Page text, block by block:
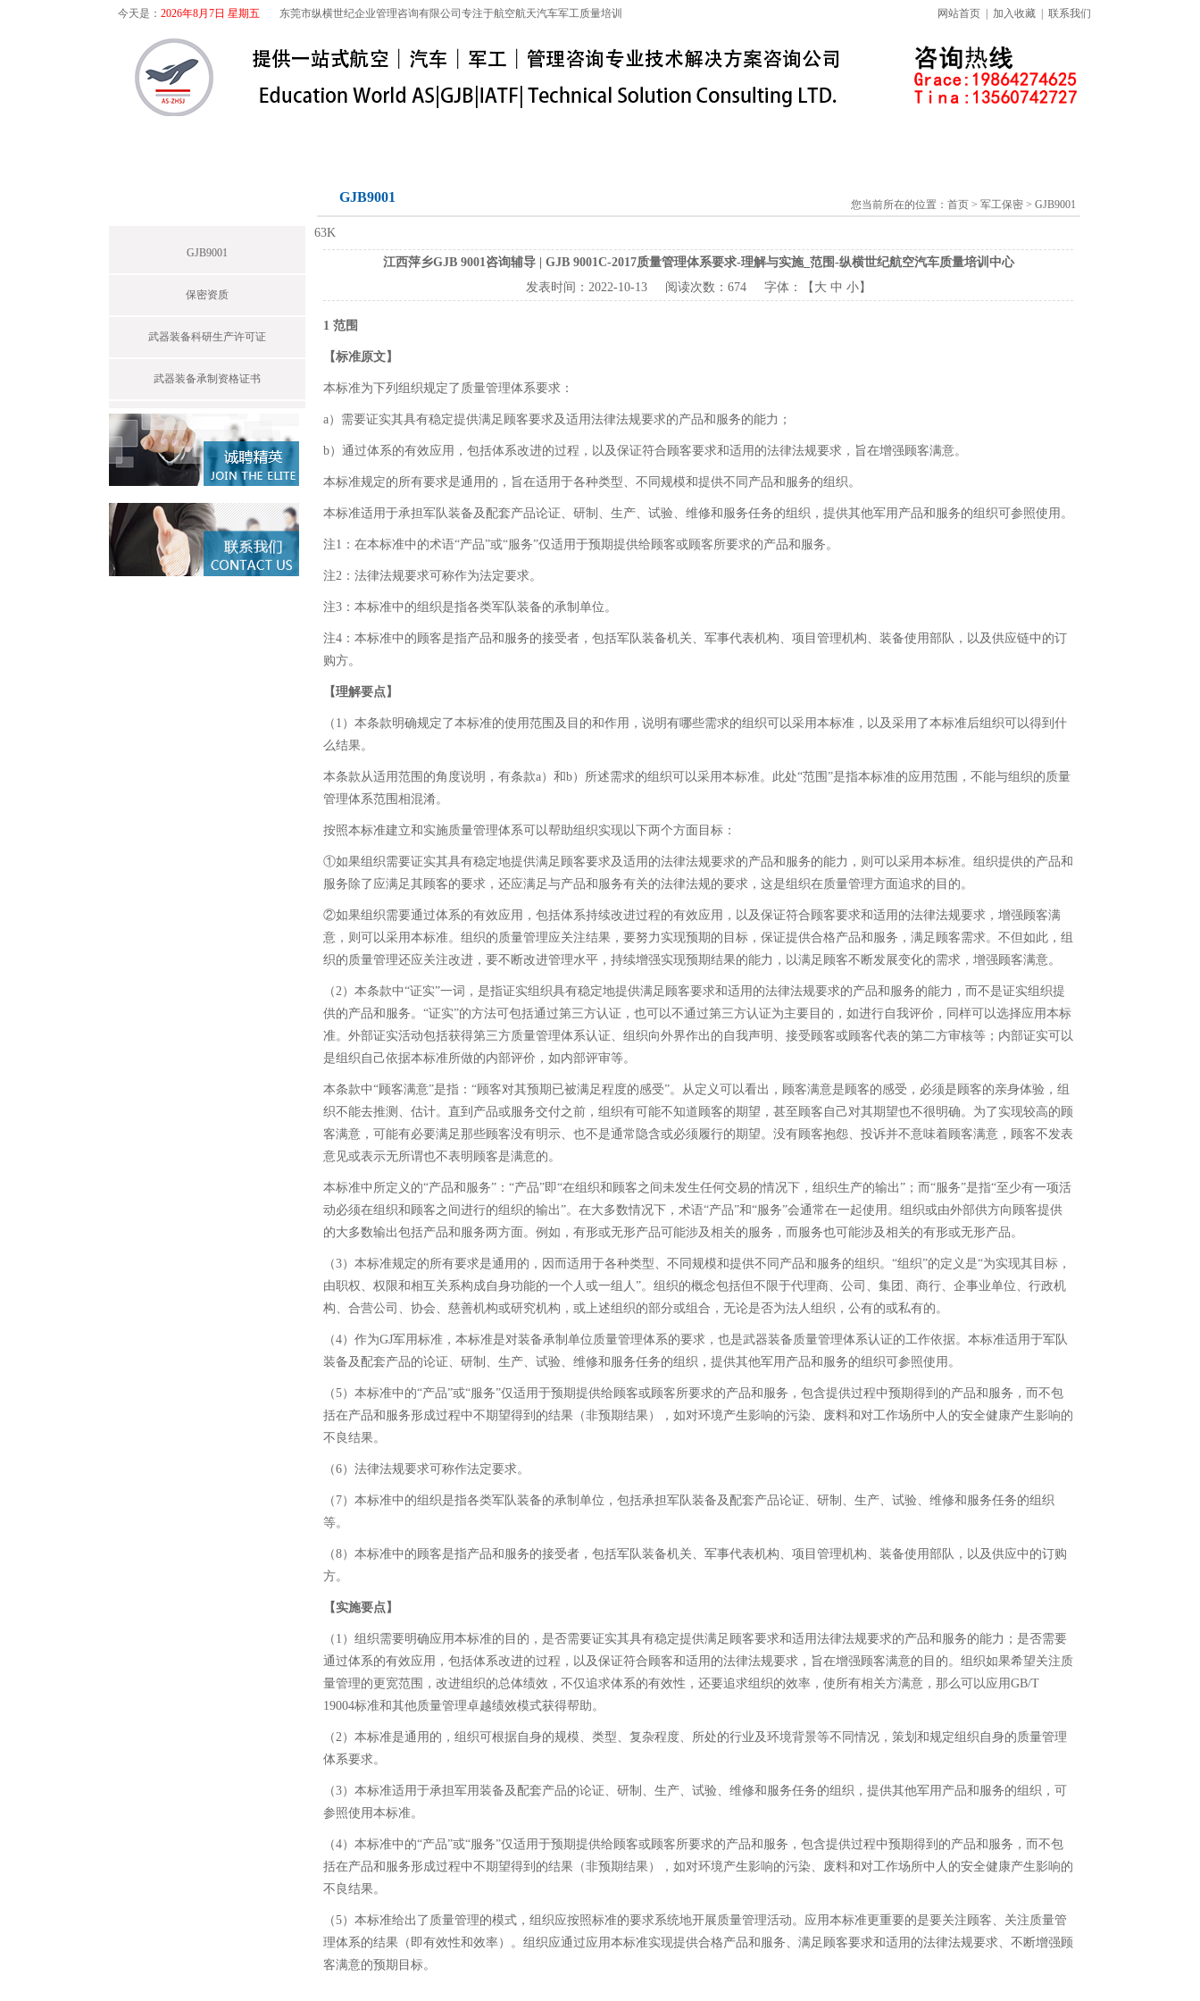
今天是： 2026年8月7日 星期五 东莞市纵横世纪企业管理咨询有限公司专注于航空航天汽车军工质量培训 网站首页 加入收藏 联系我们
GJB9001
保密资质
武器装备科研生产许可证
武器装备承制资格证书
GJB9001 您当前所在的位置： 首页> 军工保密 > GJB9001
63K
江西萍乡GJB 9001咨询辅导 | GJB 9001C-2017质量管理体系要求-理解与实施_范围-纵横世纪航空汽车质量培训中心
发表时间： 2022-10-13阅读次数： 674 字体：【 大 中 小】
1 范围
【标准原文】
本标准为下列组织规定了质量管理体系要求：
a）需要证实其具有稳定提供满足顾客要求及适用法律法规要求的产品和服务的能力；
b）通过体系的有效应用，包括体系改进的过程，以及保证符合顾客要求和适用的法律法规要求，旨在增强顾客满意。
本标准规定的所有要求是通用的，旨在适用于各种类型、不同规模和提供不同产品和服务的组织。
本标准适用于承担军队装备及配套产品论证、研制、生产、试验、维修和服务任务的组织，提供其他军用产品和服务的组织可参照使用。
注1：在本标准中的术语“产品”或“服务”仅适用于预期提供给顾客或顾客所要求的产品和服务。
注2：法律法规要求可称作为法定要求。
注3：本标准中的组织是指各类军队装备的承制单位。
注4：本标准中的顾客是指产品和服务的接受者，包括军队装备机关、军事代表机构、项目管理机构、装备使用部队，以及供应链中的订
购方。
【理解要点】
（1）本条款明确规定了本标准的使用范围及目的和作用，说明有哪些需求的组织可以采用本标准，以及采用了本标准后组织可以得到什
么结果。
本条款从适用范围的角度说明，有条款a）和b）所述需求的组织可以采用本标准。此处“范围”是指本标准的应用范围，不能与组织的质量
管理体系范围相混淆。
按照本标准建立和实施质量管理体系可以帮助组织实现以下两个方面目标：
①如果组织需要证实其具有稳定地提供满足顾客要求及适用的法律法规要求的产品和服务的能力，则可以采用本标准。组织提供的产品和
服务除了应满足其顾客的要求，还应满足与产品和服务有关的法律法规的要求，这是组织在质量管理方面追求的目的。
②如果组织需要通过体系的有效应用，包括体系持续改进过程的有效应用，以及保证符合顾客要求和适用的法律法规要求，增强顾客满
意，则可以采用本标准。组织的质量管理应关注结果，要努力实现预期的目标，保证提供合格产品和服务，满足顾客需求。不但如此，组
织的质量管理还应关注改进，要不断改进管理水平，持续增强实现预期结果的能力，以满足顾客不断发展变化的需求，增强顾客满意。
（2）本条款中“证实”一词，是指证实组织具有稳定地提供满足顾客要求和适用的法律法规要求的产品和服务的能力，而不是证实组织提
供的产品和服务。“证实”的方法可包括通过第三方认证，也可以不通过第三方认证为主要目的，如进行自我评价，同样可以选择应用本标
准。外部证实活动包括获得第三方质量管理体系认证、组织向外界作出的自我声明、接受顾客或顾客代表的第二方审核等；内部证实可以
是组织自己依据本标准所做的内部评价，如内部评审等。
本条款中“顾客满意”是指：“顾客对其预期已被满足程度的感受”。从定义可以看出，顾客满意是顾客的感受，必须是顾客的亲身体验，组
织不能去推测、估计。直到产品或服务交付之前，组织有可能不知道顾客的期望，甚至顾客自己对其期望也不很明确。为了实现较高的顾
客满意，可能有必要满足那些顾客没有明示、也不是通常隐含或必须履行的期望。没有顾客抱怨、投诉并不意味着顾客满意，顾客不发表
意见或表示无所谓也不表明顾客是满意的。
本标准中所定义的“产品和服务”：“产品”即“在组织和顾客之间未发生任何交易的情况下，组织生产的输出”；而“服务”是指“至少有一项活
动必须在组织和顾客之间进行的组织的输出”。在大多数情况下，术语“产品”和“服务”会通常在一起使用。组织或由外部供方向顾客提供
的大多数输出包括产品和服务两方面。例如，有形或无形产品可能涉及相关的服务，而服务也可能涉及相关的有形或无形产品。
（3）本标准规定的所有要求是通用的，因而适用于各种类型、不同规模和提供不同产品和服务的组织。“组织”的定义是“为实现其目标，
由职权、权限和相互关系构成自身功能的一个人或一组人”。组织的概念包括但不限于代理商、公司、集团、商行、企事业单位、行政机
构、合营公司、协会、慈善机构或研究机构，或上述组织的部分或组合，无论是否为法人组织，公有的或私有的。
（4）作为GJ军用标准，本标准是对装备承制单位质量管理体系的要求，也是武器装备质量管理体系认证的工作依据。本标准适用于军队
装备及配套产品的论证、研制、生产、试验、维修和服务任务的组织，提供其他军用产品和服务的组织可参照使用。
（5）本标准中的“产品”或“服务”仅适用于预期提供给顾客或顾客所要求的产品和服务，包含提供过程中预期得到的产品和服务，而不包
括在产品和服务形成过程中不期望得到的结果（非预期结果），如对环境产生影响的污染、废料和对工作场所中人的安全健康产生影响的
不良结果。
（6）法律法规要求可称作法定要求。
（7）本标准中的组织是指各类军队装备的承制单位，包括承担军队装备及配套产品论证、研制、生产、试验、维修和服务任务的组织
等。
（8）本标准中的顾客是指产品和服务的接受者，包括军队装备机关、军事代表机构、项目管理机构、装备使用部队，以及供应中的订购
方。
【实施要点】
（1）组织需要明确应用本标准的目的，是否需要证实其具有稳定提供满足顾客要求和适用法律法规要求的产品和服务的能力；是否需要
通过体系的有效应用，包括体系改进的过程，以及保证符合顾客和适用的法律法规要求，旨在增强顾客满意的目的。组织如果希望关注质
量管理的更宽范围，改进组织的总体绩效，不仅追求体系的有效性，还要追求组织的效率，使所有相关方满意，那么可以应用GB/T
19004标准和其他质量管理卓越绩效模式获得帮助。
（2）本标准是通用的，组织可根据自身的规模、类型、复杂程度、所处的行业及环境背景等不同情况，策划和规定组织自身的质量管理
体系要求。
（3）本标准适用于承担军用装备及配套产品的论证、研制、生产、试验、维修和服务任务的组织，提供其他军用产品和服务的组织，可
参照使用本标准。
（4）本标准中的“产品”或“服务”仅适用于预期提供给顾客或顾客所要求的产品和服务，包含提供过程中预期得到的产品和服务，而不包
括在产品和服务形成过程中不期望得到的结果（非预期结果），如对环境产生影响的污染、废料和对工作场所中人的安全健康产生影响的
不良结果。
（5）本标准给出了质量管理的模式，组织应按照标准的要求系统地开展质量管理活动。应用本标准更重要的是要关注顾客、关注质量管
理体系的结果（即有效性和效率）。组织应通过应用本标准实现提供合格产品和服务、满足顾客要求和适用的法律法规要求、不断增强顾
客满意的预期目标。